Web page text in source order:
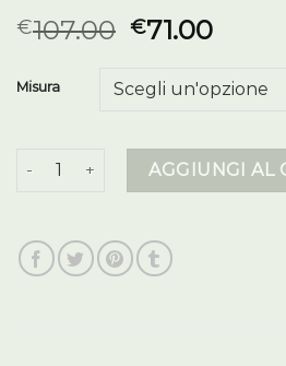
€107.00 €71.00
Misura
piumini donna outlet quantità
AGGIUNGI AL